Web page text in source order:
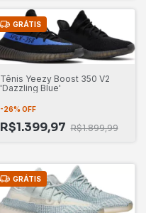
GRÁTIS
Tênis Yeezy Boost 350 V2
'Dazzling Blue'
-26% OFF
R$1.399,97 R$1.899,99
GRÁTIS